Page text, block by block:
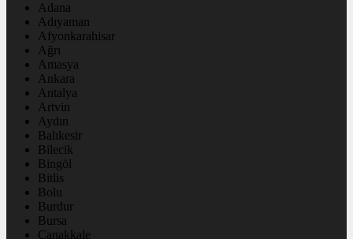
Adana
Adıyaman
Afyonkarahisar
Ağrı
Amasya
Ankara
Antalya
Artvin
Aydın
Balıkesir
Bilecik
Bingöl
Bitlis
Bolu
Burdur
Bursa
Çanakkale